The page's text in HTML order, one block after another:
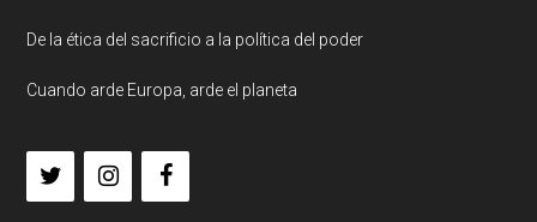
De la ética del sacrificio a la política del poder
Cuando arde Europa, arde el planeta